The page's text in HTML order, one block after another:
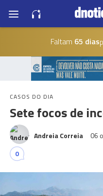
Faltam 65 dias
CASOS DO DIA
Sete focos de
Andreia Correia 06
0